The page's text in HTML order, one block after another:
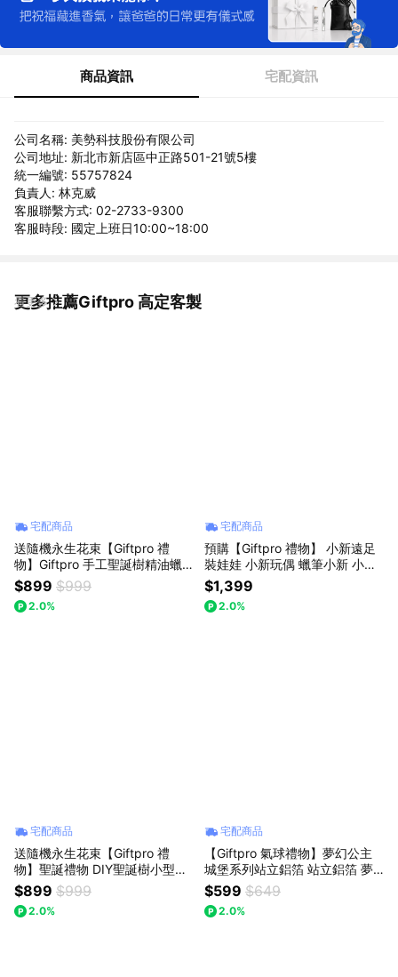
商品資訊 宅配資訊
公司名稱: 美勢科技股份有限公司
公司地址: 新北市新店區中正路501-21號5樓
統一編號: 55757824
負責人: 林克威
客服聯繫方式: 02-2733-9300
客服時段: 國定上班日10:00~18:00
更多推薦Giftpro 高定客製
看更多
宅配商品
送隨機永生花束【Giftpro 禮
物】Giftpro 手工聖誕樹精油蠟
燭🎄聖誕節聖誕老公公禮物🎁🎄
(隨機出貨版)
$899 $999
2.0%
宅配商品
預購【Giftpro 禮物】 小新遠足
裝娃娃 小新玩偶 蠟筆小新 小新
娃娃禮物袋 生日禮物禮盒 送禮
禮物 生日 情人節 (含燈條)
$1,399
2.0%
宅配商品
送隨機永生花束【Giftpro 禮
物】聖誕禮物 DIY聖誕樹小型聖
誕樹 - 60cm 🎁🎄 (隨機出貨版)
$899 $999
2.0%
宅配商品
【Giftpro 氣球禮物】夢幻公主
城堡系列站立鋁箔 站立鋁箔 夢
幻氣球 城堡氣球 彩虹氣球 生日
布置 派對布置 - 34吋
$599 $649
2.0%